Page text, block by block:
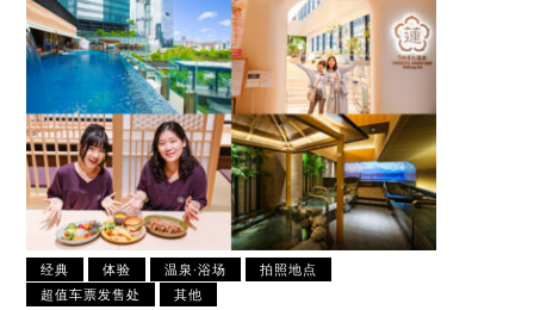
经典 体验 温泉·浴场
拍照地点
超值车票发售处
其他